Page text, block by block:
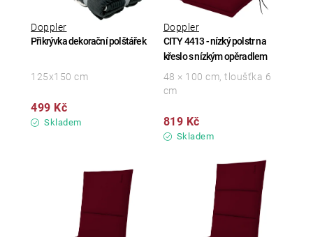
Přikrývka dekorační polštářek
Doppler
Skladem
499 Kč
125x150 cm
CITY 4413 - nízký polstr na
křeslo s nízkým opěradlem
Doppler
Skladem
819 Kč
48 × 100 cm, tloušťka 6
cm